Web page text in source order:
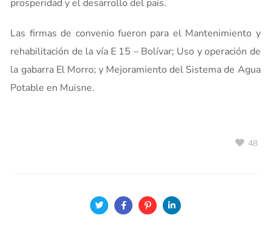
prosperidad y el desarrollo del país.
Las firmas de convenio fueron para el Mantenimiento y
rehabilitación de la vía E 15 – Bolívar; Uso y operación de
la gabarra El Morro; y Mejoramiento del Sistema de Agua
Potable en Muisne.
48